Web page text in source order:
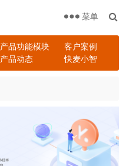
产品功能模块
客户案例
产品动态 快麦小智
菜单